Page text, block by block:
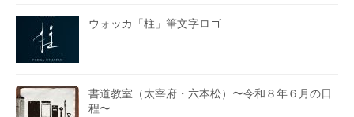
ウォッカ「柱」筆文字ロゴ
書道教室（太宰府・六本松）〜令和８年６月の日
程〜